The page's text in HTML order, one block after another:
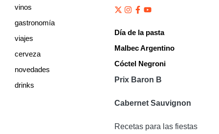
vinos
gastronomía
viajes
cerveza
novedades
drinks
Día de la pasta
Malbec Argentino
Cóctel Negroni
Prix Baron B
Cabernet Sauvignon
Recetas para las fiestas